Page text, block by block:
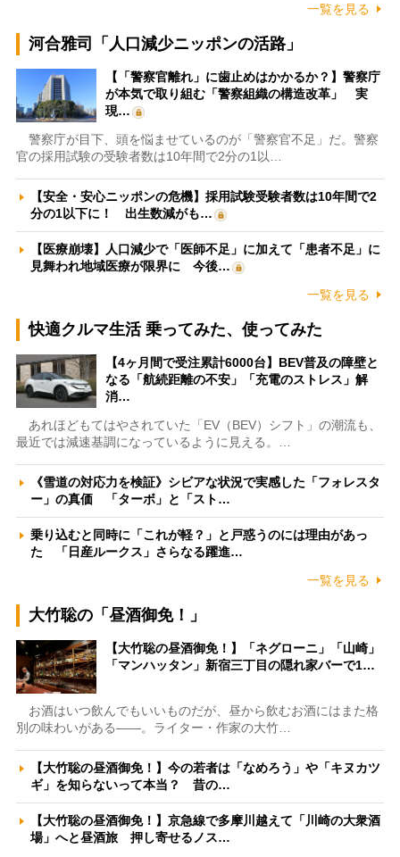
一覧を見る
河合雅司「人口減少ニッポンの活路」
【「警察官離れ」に歯止めはかかるか？】警察庁
が本気で取り組む「警察組織の構造改革」 実
現…
警察庁が目下、頭を悩ませているのが「警察官不足」だ。警察
官の採用試験の受験者数は10年間で2分の1以…
【安全・安心ニッポンの危機】採用試験受験者数は10年間で2
分の1以下に！ 出生数減がも…
【医療崩壊】人口減少で「医師不足」に加えて「患者不足」に
見舞われ地域医療が限界に 今後…
一覧を見る
快適クルマ生活 乗ってみた、使ってみた
【4ヶ月間で受注累計6000台】BEV普及の障壁と
なる「航続距離の不安」「充電のストレス」解
消…
あれほどもてはやされていた「EV（BEV）シフト」の潮流も、
最近では減速基調になっているように見える。…
《雪道の対応力を検証》シビアな状況で実感した「フォレスタ
ー」の真価 「ターボ」と「スト…
乗り込むと同時に「これが軽？」と戸惑うのには理由があっ
た 「日産ルークス」さらなる躍進…
一覧を見る
大竹聡の「昼酒御免！」
【大竹聡の昼酒御免！】「ネグローニ」「山崎」
「マンハッタン」新宿三丁目の隠れ家バーで1…
お酒はいつ飲んでもいいものだが、昼から飲むお酒にはまた格
別の味わいがある――。ライター・作家の大竹…
【大竹聡の昼酒御免！】今の若者は「なめろう」や「キヌカツ
ギ」を知らないって本当？ 昔の…
【大竹聡の昼酒御免！】京急線で多摩川越えて「川崎の大衆酒
場」へと昼酒旅 押し寄せるノス…